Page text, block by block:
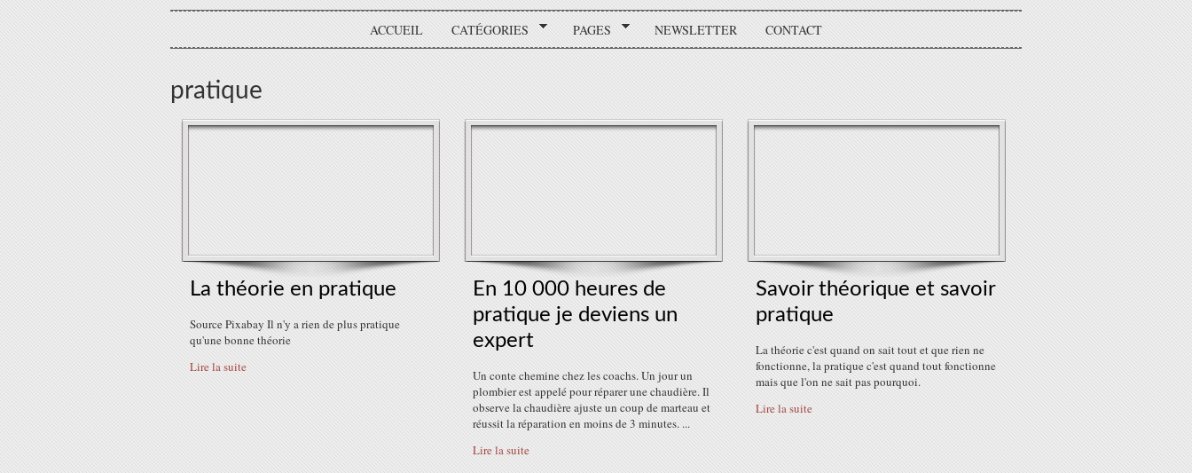
ACCUEIL CATÉGORIES PAGES NEWSLETTER CONTACT
pratique
La théorie en pratique
Source Pixabay Il n'y a rien de plus pratique
qu'une bonne théorie
Lire la suite
En 10 000 heures de
pratique je deviens un
expert
Un conte chemine chez les coachs. Un jour un
plombier est appelé pour réparer une chaudière. Il
observe la chaudière ajuste un coup de marteau et
réussit la réparation en moins de 3 minutes. ...
Lire la suite
Savoir théorique et savoir
pratique
La théorie c'est quand on sait tout et que rien ne
fonctionne, la pratique c'est quand tout fonctionne
mais que l'on ne sait pas pourquoi.
Lire la suite